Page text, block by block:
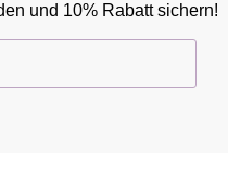
und 10% Rabatt sichern!